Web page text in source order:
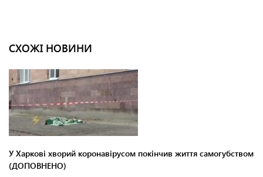
СХОЖІ НОВИНИ
У Харкові хворий коронавірусом покінчив життя самогубством
(ДОПОВНЕНО)